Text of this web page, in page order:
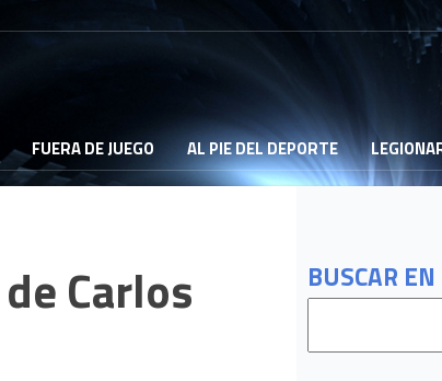
FUERA DE JUEGO AL PIE DEL DEPORTE
BUSCAR
Carlos